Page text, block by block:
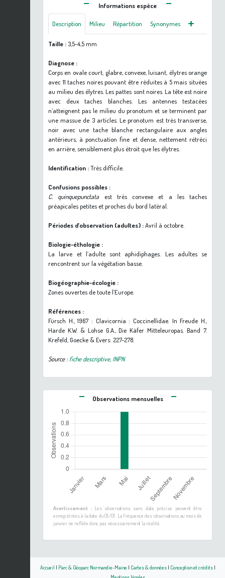
Informations espèce
Description Milieu Répartition Synonymes
Taille : 3,5-4,5 mm
Diagnose :
Corps en ovale court, glabre, convexe, luisant, élytres orange
avec 11 taches noires pouvant être réduites à 5 mais situées
au milieu des élytres. Les pattes sont noires. La tête est noire
avec deux taches blanches. Les antennes testacées
n’atteignent pas le milieu du pronotum et se terminent par
une massue de 3 articles. Le pronotum est très transverse,
noir avec une tache blanche rectangulaire aux angles
antérieurs, à ponctuation fine et dense, nettement rétréci
en arrière, sensiblement plus étroit que les élytres.
Identification :Très difficile.
Confusions possibles :
C. quinquepunctata est très convexe et a les taches
préapicales petites et proches du bord latéral.
Périodes d’observation (adultes) :Avril à octobre.
Biologie-éthologie :
La larve et l’adulte sont aphidiphages. Les adultes se
rencontrent sur la végétation basse.
Biogéographie-écologie :
Zones ouvertes de toute l’Europe.
Références :
Fürsch H., 1967 : Clavicornia : Coccinellidae. In Freude H.,
Harde K.W. & Lohse G.A., Die Käfer Mitteleuropas. Band 7.
Krefeld, Goecke & Evers: 227-278.
Source : fiche descriptive, INPN
Observations mensuelles
Avertissement :Les observations sans date précise peuvent être
enregistrées à la date du 01/01. La fréquence des observations au mois de
janvier ne reflète donc pas nécessairement la réalité.
Accueil | Parc & Géoparc Normandie-Maine | Cartes & données| Conception et crédits|